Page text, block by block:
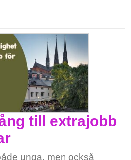
till extrajobb
unga, men också